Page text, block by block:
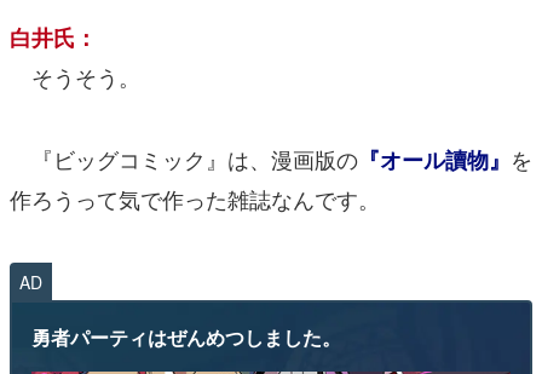
白井氏：
そうそう。
『ビッグコミック』は、漫画版の 『オール讀物』 を
作ろうって気で作った雑誌なんです。
AD
勇者パーティはぜんめつしました。